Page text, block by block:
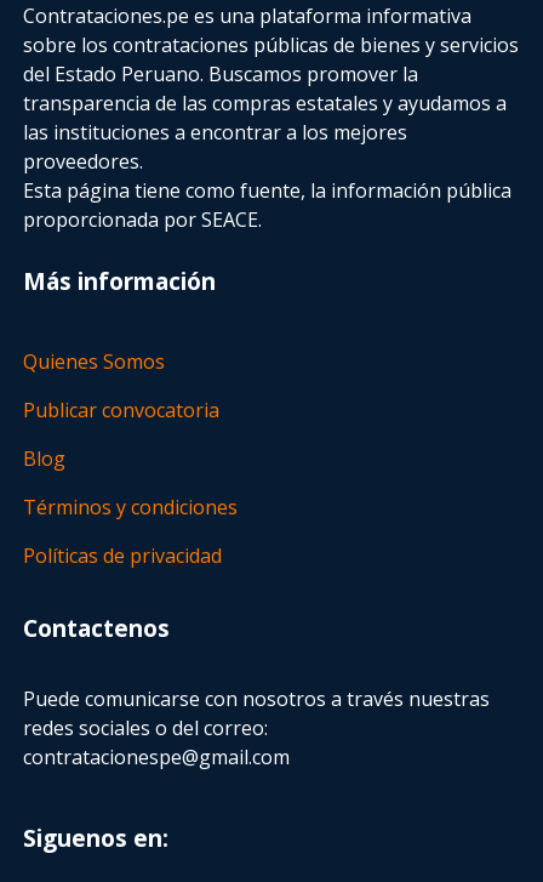
Contrataciones.pe es una plataforma informativa
sobre los contrataciones públicas de bienes y servicios
del Estado Peruano. Buscamos promover la
transparencia de las compras estatalesy ayudamos a
las instituciones a encontrar a los mejores
proveedores.
Esta página tiene como fuente, la información pública
proporcionada por SEACE.
Más información
Quienes Somos
Publicar convocatoria
Blog
Términos y condiciones
Políticas de privacidad
Contactenos
Puede comunicarse con nosotros a través nuestras
redes sociales o del correo:
contratacionespe@gmail.com
Siguenos en: